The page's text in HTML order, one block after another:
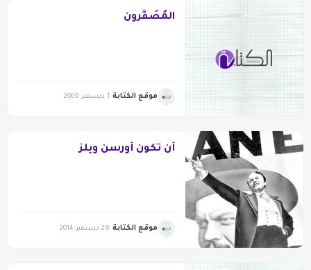
المُصَفِّرون
موقع الكتابة 1 ديسمبر 2009
أن تكون أورسن ويلز
موقع الكتابة 28 ديسمبر 2014